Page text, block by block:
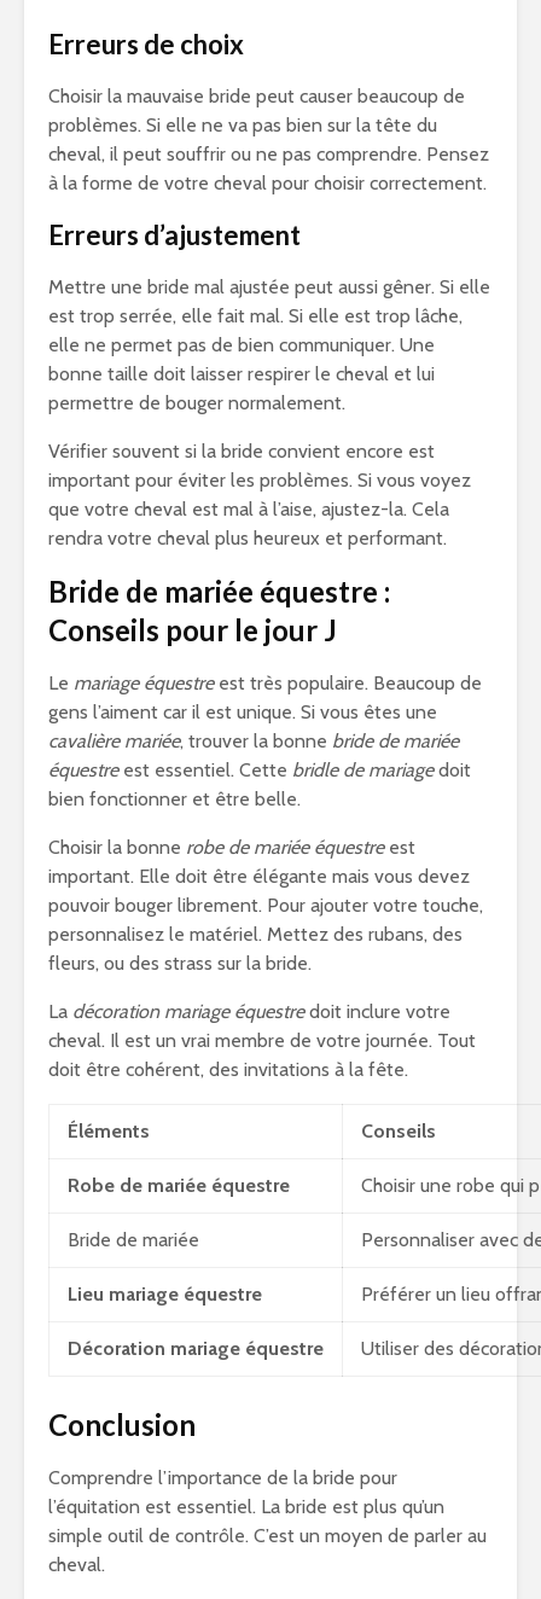
Erreurs de choix
Choisir la mauvaise bride peut causer beaucoup de
problèmes. Si elle ne va pas bien sur la tête du
cheval, il peut souffrir ou ne pas comprendre. Pensez
à la forme de votre cheval pour choisir correctement.
Erreurs d’ajustement
Mettre une bride mal ajustée peut aussi gêner. Si elle
est trop serrée, elle fait mal. Si elle est trop lâche,
elle ne permet pas de bien communiquer. Une
bonne taille doit laisser respirer le cheval et lui
permettre de bouger normalement.
Vérifier souvent si la bride convient encore est
important pour éviter les problèmes. Si vous voyez
que votre cheval est mal à l’aise, ajustez-la. Cela
rendra votre cheval plus heureux et performant.
Bride de mariée équestre :
Conseils pour le jour J
Le mariage équestreest très populaire. Beaucoup de
gens l’aiment car il est unique. Si vous êtes une
cavalière mariée, trouver la bonne bride de mariée
équestreest essentiel. Cette bridle de mariagedoit
bien fonctionner et être belle.
Choisir la bonne robe de mariée équestreest
important. Elle doit être élégante mais vous devez
pouvoir bouger librement. Pour ajouter votre touche,
personnalisez le matériel. Mettez des rubans, des
fleurs, ou des strass sur la bride.
La décoration mariage équestredoit inclure votre
cheval. Il est un vrai membre de votre journée. Tout
doit être cohérent, des invitations à la fête.
Éléments Conseils
Robe de mariée équestre Choisir une robe qui
Bride de mariée Personnaliser avec
Lieu mariage équestre Préférer un lieu
Décoration mariage équestre Utiliser des
Conclusion
Comprendre l’importance de la bride pour
l’équitation est essentiel. La bride est plus qu’un
simple outil de contrôle. C’est un moyen de parler au
cheval.